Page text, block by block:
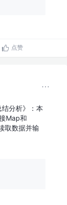
点赞
分析》：本
Map和
取数据并输